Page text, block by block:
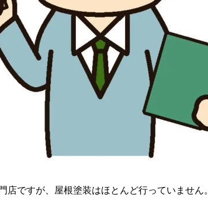
店ですが、屋根塗装はほとんど行っていません。